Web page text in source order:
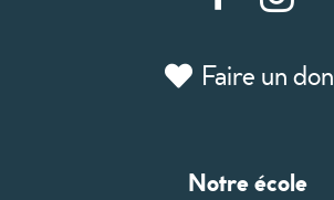
Faire un don
Notre école